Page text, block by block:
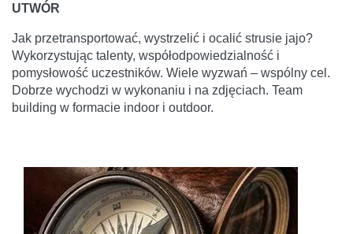
UTWÓR
Jak przetransportować, wystrzelić i ocalić strusie jajo?
Wykorzystując talenty, współodpowiedzialność i
pomysłowość uczestników. Wiele wyzwań – wspólny cel.
Dobrze wychodzi w wykonaniu i na zdjęciach. Team
building w formacie indoor i outdoor.